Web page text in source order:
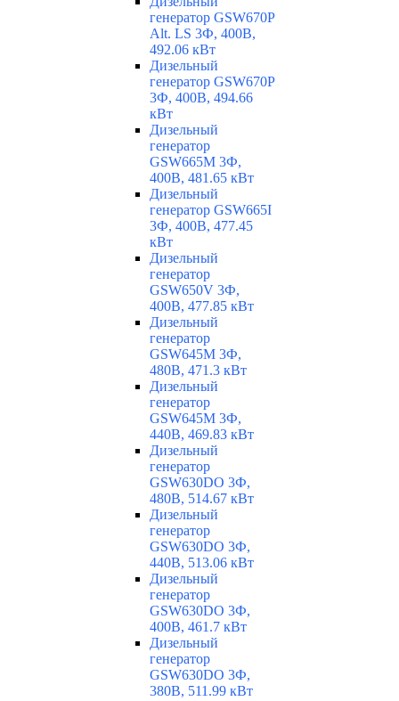
генератор GSW670P
Alt. LS 3Ф, 400В,
492.06 кВт
Дизельный
генератор GSW670P
3Ф, 400В, 494.66
кВт
Дизельный
генератор
GSW665M 3Ф,
400В, 481.65 кВт
Дизельный
генератор GSW665I
3Ф, 400В, 477.45
кВт
Дизельный
генератор
GSW650V 3Ф,
400В, 477.85 кВт
Дизельный
генератор
GSW645M 3Ф,
480В, 471.3 кВт
Дизельный
генератор
GSW645M 3Ф,
440В, 469.83 кВт
Дизельный
генератор
GSW630DO 3Ф,
480В, 514.67 кВт
Дизельный
генератор
GSW630DO 3Ф,
440В, 513.06 кВт
Дизельный
генератор
GSW630DO 3Ф,
400В, 461.7 кВт
Дизельный
генератор
GSW630DO 3Ф,
380В, 511.99 кВт